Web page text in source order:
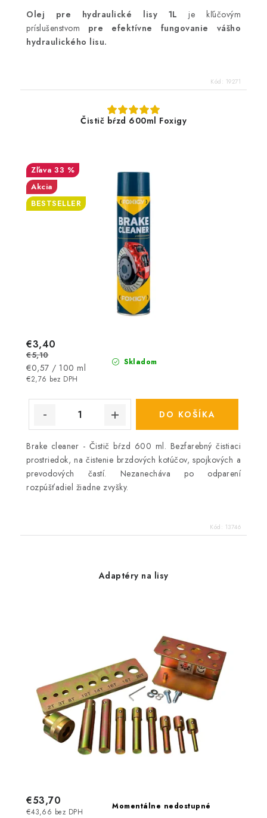
Olej pre hydraulické lisy 1L je kľúčovým
príslušenstvom pre efektívne fungovanie vášho
hydraulického lisu.
Kód: 19271
Čistič bŕzd 600ml Foxigy
33 %
Akcia
BESTSELLER
Skladom
€2,76 bez DPH
€3,40
€5,10
Jednotková
cena:
€0,57 / 100 ml
DO KOŠÍKA
Brake cleaner - Čistič bŕzd 600 ml. Bezfarebný čistiaci
prostriedok, na čistenie brzdových kotúčov, spojkových a
prevodových častí. Nezanecháva po odparení
rozpúšťadiel žiadne zvyšky.
Kód: 13746
Adaptéry na lisy
Momentálne nedostupné
€43,66 bez DPH
€53,70